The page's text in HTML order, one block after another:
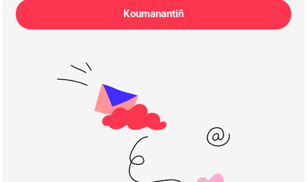
Koumanantiñ